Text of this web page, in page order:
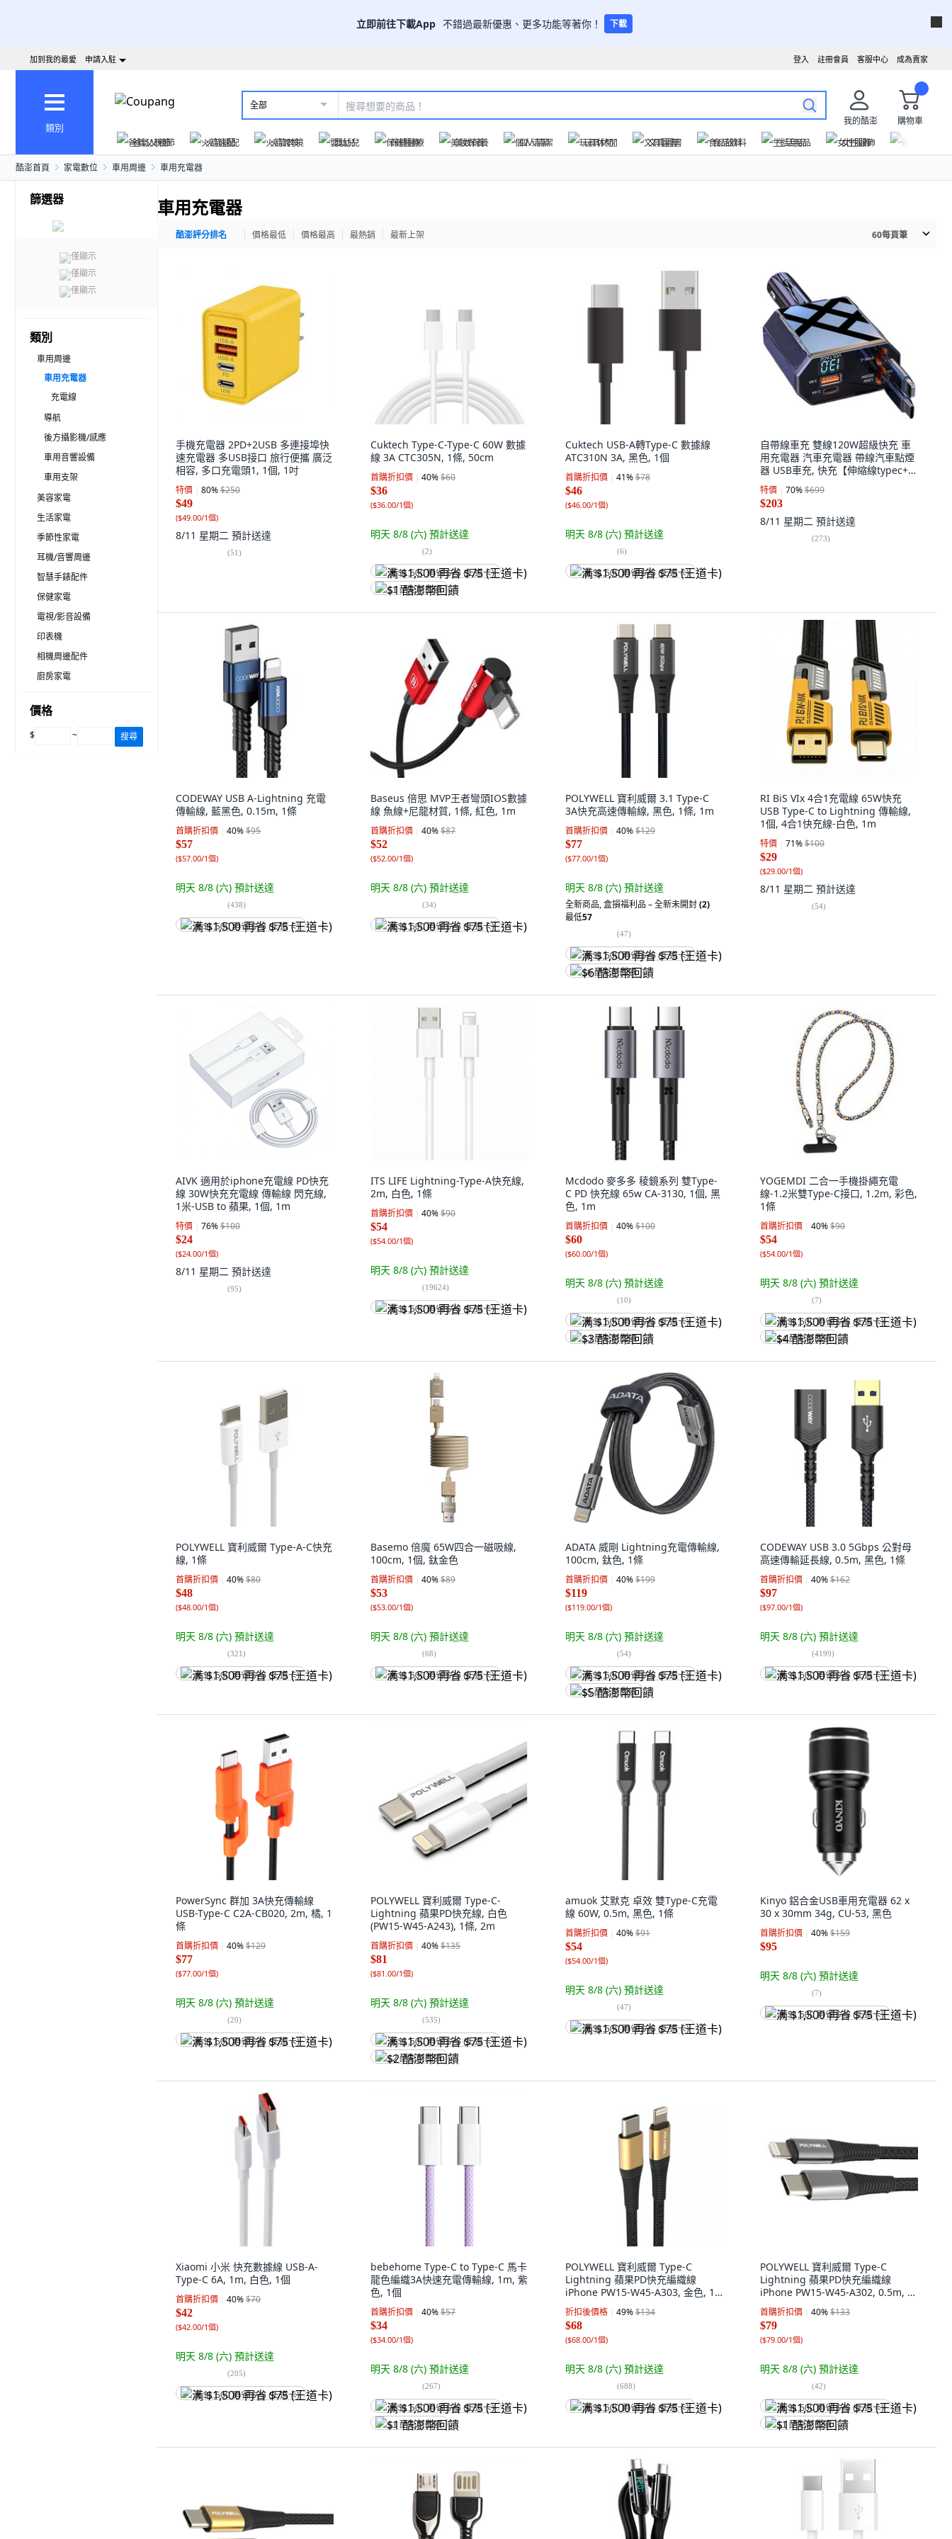
立即前往下載App 不錯過最新優惠、更多功能等著你！ 下載
成為賣家
客服中心
註冊會員
登入
加到我的最愛 申請入駐
類別
全部
我的酷澎
購物車
爸氣父親節
火箭速配 火箭跨境 嬰幼兒 保健醫療 美妝保養 個人清潔 玩具休閒 文具圖書 食品飲料 生活用品 女性服飾
酷澎首頁 家電數位 車用周邊 車用充電器
篩選器
僅顯示
僅顯示
僅顯示
類別
車用周邊
車用充電器
充電線
導航
後方攝影機/感應
車用音響設備
車用支架
美容家電
生活家電
季節性家電
耳機/音響周邊
智慧手錶配件
保健家電
電視/影音設備
印表機
相機周邊配件
廚房家電
價格
$ ~ 搜尋
車用充電器
酷澎評分排名 價格最低 價格最高 最熱銷 最新上架 60每頁筆
手機充電器 2PD+2USB 多連接埠快
速充電器 多USB接口 旅行便攜 廣泛
相容, 多口充電頭1, 1個, 1吋
特價 80%$250
$49
($49.00/1個)
8/11 星期二 預計送達
(51)
Cuktech Type-C-Type-C 60W 數據
線 3A CTC305N, 1條, 50cm
首購折扣價 40%$60
$36
($36.00/1個)
明天 8/8 (六) 預計送達
(2)
满 $1,500 再省 $75 (王道卡)
$1 酷澎幣回饋
Cuktech USB-A轉Type-C 數據線
ATC310N 3A, 黑色, 1個
首購折扣價 41%$78
$46
($46.00/1個)
明天 8/8 (六) 預計送達
(6)
满 $1,500 再省 $75 (王道卡)
自帶線車充 雙線120W超級快充 車
用充電器 汽車充電器 帶線汽車點煙
器 USB車充, 快充【伸縮線typec+蘋
果】, BSMI 認證
特價 70%$699
$203
8/11 星期二 預計送達
(273)
CODEWAY USB A-Lightning 充電
傳輸線, 藍黑色, 0.15m, 1條
首購折扣價 40%$95
$57
($57.00/1個)
明天 8/8 (六) 預計送達
(438)
满 $1,500 再省 $75 (王道卡)
Baseus 倍思 MVP王者彎頭IOS數據
線 魚線+尼龍材質, 1條, 紅色, 1m
首購折扣價 40%$87
$52
($52.00/1個)
明天 8/8 (六) 預計送達
(34)
满 $1,500 再省 $75 (王道卡)
POLYWELL 寶利威爾 3.1 Type-C
3A快充高速傳輸線, 黑色, 1條, 1m
首購折扣價 40%$129
$77
($77.00/1個)
明天 8/8 (六) 預計送達
全新商品,盒損福利品 – 全新未開封(2)
最低57
(47)
满 $1,500 再省 $75 (王道卡)
$6 酷澎幣回饋
RI BiS VIx 4合1充電線 65W快充
USB Type-C to Lightning 傳輸線,
1個, 4合1快充線-白色, 1m
特價 71%$100
$29
($29.00/1個)
8/11 星期二 預計送達
(54)
AIVK 適用於iphone充電線 PD快充
線 30W快充充電線 傳輸線 閃充線,
1米-USB to 蘋果, 1個, 1m
特價 76%$100
$24
($24.00/1個)
8/11 星期二 預計送達
(95)
ITS LIFE Lightning-Type-A快充線,
2m, 白色, 1條
首購折扣價 40%$90
$54
($54.00/1個)
明天 8/8 (六) 預計送達
(19624)
满 $1,500 再省 $75 (王道卡)
Mcdodo 麥多多 稜鏡系列 雙Type-
C PD 快充線 65w CA-3130, 1個, 黑
色, 1m
首購折扣價 40%$100
$60
($60.00/1個)
明天 8/8 (六) 預計送達
(10)
满 $1,500 再省 $75 (王道卡)
$3 酷澎幣回饋
YOGEMDI 二合一手機掛繩充電
線-1.2米雙Type-C接口, 1.2m, 彩色,
1條
首購折扣價 40%$90
$54
($54.00/1個)
明天 8/8 (六) 預計送達
(7)
满 $1,500 再省 $75 (王道卡)
$4 酷澎幣回饋
POLYWELL 寶利威爾 Type-A-C快充
線, 1條
首購折扣價 40%$80
$48
($48.00/1個)
明天 8/8 (六) 預計送達
(321)
满 $1,500 再省 $75 (王道卡)
Basemo 倍魔 65W四合一磁吸線,
100cm, 1個, 鈦金色
首購折扣價 40%$89
$53
($53.00/1個)
明天 8/8 (六) 預計送達
(68)
满 $1,500 再省 $75 (王道卡)
ADATA 威剛 Lightning充電傳輸線,
100cm, 鈦色, 1條
首購折扣價 40%$199
$119
($119.00/1個)
明天 8/8 (六) 預計送達
(54)
满 $1,500 再省 $75 (王道卡)
$5 酷澎幣回饋
CODEWAY USB 3.0 5Gbps 公對母
高速傳輸延長線, 0.5m, 黑色, 1條
首購折扣價 40%$162
$97
($97.00/1個)
明天 8/8 (六) 預計送達
(4199)
满 $1,500 再省 $75 (王道卡)
PowerSync 群加 3A快充傳輸線
USB-Type-C C2A-CB020, 2m, 橘, 1
條
首購折扣價 40%$129
$77
($77.00/1個)
明天 8/8 (六) 預計送達
(20)
满 $1,500 再省 $75 (王道卡)
POLYWELL 寶利威爾 Type-C-
Lightning 蘋果PD快充線, 白色
(PW15-W45-A243), 1條, 2m
首購折扣價 40%$135
$81
($81.00/1個)
明天 8/8 (六) 預計送達
(535)
满 $1,500 再省 $75 (王道卡)
$2 酷澎幣回饋
amuok 艾默克 卓效 雙Type-C充電
線 60W, 0.5m, 黑色, 1條
首購折扣價 40%$91
$54
($54.00/1個)
明天 8/8 (六) 預計送達
(47)
满 $1,500 再省 $75 (王道卡)
Kinyo 鋁合金USB車用充電器 62 x
30 x 30mm 34g, CU-53, 黑色
首購折扣價 40%$159
$95
明天 8/8 (六) 預計送達
(7)
满 $1,500 再省 $75 (王道卡)
Xiaomi 小米 快充數據線 USB-A-
Type-C 6A, 1m, 白色, 1個
首購折扣價 40%$70
$42
($42.00/1個)
明天 8/8 (六) 預計送達
(205)
满 $1,500 再省 $75 (王道卡)
bebehome Type-C to Type-C 馬卡
龍色編織3A快速充電傳輸線, 1m, 紫
色, 1個
首購折扣價 40%$57
$34
($34.00/1個)
明天 8/8 (六) 預計送達
(267)
满 $1,500 再省 $75 (王道卡)
$1 酷澎幣回饋
POLYWELL 寶利威爾 Type-C
Lightning 蘋果PD快充編織線
iPhone PW15-W45-A303, 金色, 1
條, 0.5m
折扣後價格 49%$134
$68
($68.00/1個)
明天 8/8 (六) 預計送達
(688)
满 $1,500 再省 $75 (王道卡)
POLYWELL 寶利威爾 Type-C
Lightning 蘋果PD快充編織線
iPhone PW15-W45-A302, 0.5m, 灰
色, 1條
首購折扣價 40%$133
$79
($79.00/1個)
明天 8/8 (六) 預計送達
(42)
满 $1,500 再省 $75 (王道卡)
$1 酷澎幣回饋